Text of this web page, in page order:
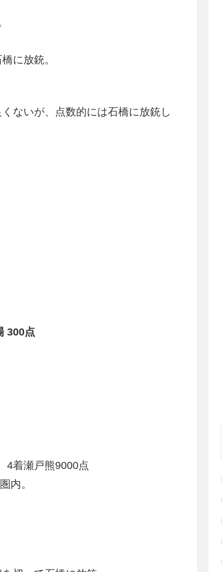
に放銃。
ないが、点数的には石橋に放銃し
300点
4着瀬戸熊9000点
内。